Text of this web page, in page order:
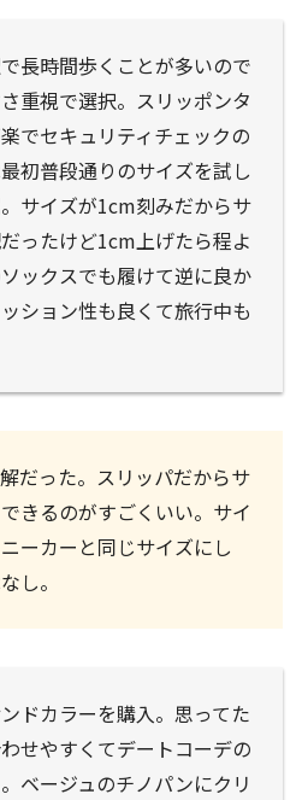
長時間歩くことが多いので
重視で選択。スリッポンタ
でセキュリティチェックの
初普段通りのサイズを試し
サイズが1cm刻みだからサ
ったけど1cm上げたら程よ
ックスでも履けて逆に良か
ション性も良くて旅行中も
だった。スリッパだからサ
きるのがすごくいい。サイ
ーカーと同じサイズにし
し。
ドカラーを購入。思ってた
せやすくてデートコーデの
ベージュのチノパンにクリ